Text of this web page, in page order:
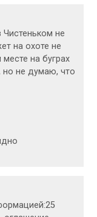
Чистеньком не
на охоте не
на буграх
не думаю, что